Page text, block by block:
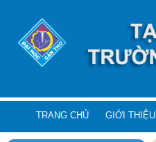
TRANG CHỦ GIỚI THIỆU